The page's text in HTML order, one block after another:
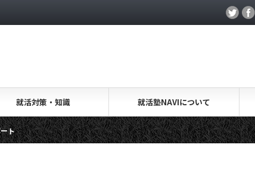
就活対策・知識 就活塾NAVIについて
就活.salon・取材レポート
キャリアアカデミー・取材